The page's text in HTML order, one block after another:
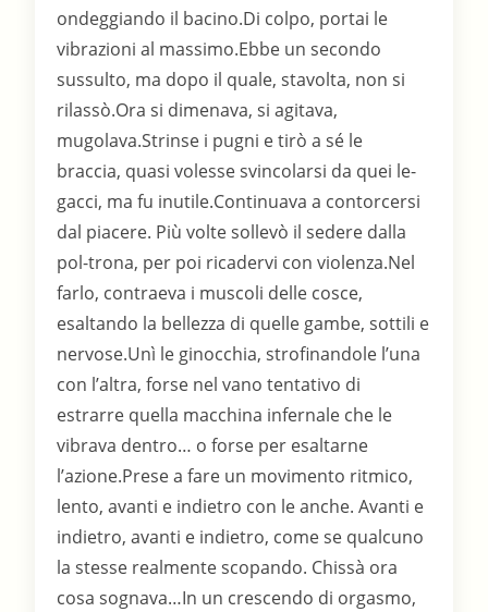
ondeggiando il bacino.Di colpo, portai le
vibrazioni al massimo.Ebbe un secondo
sussulto, ma dopo il quale, stavolta, non si
rilassò.Ora si dimenava, si agitava,
mugolava.Strinse i pugni e tirò a sé le
braccia, quasi volesse svincolarsi da quei le-
gacci, ma fu inutile.Continuava a contorcersi
dal piacere. Più volte sollevò il sedere dalla
pol-trona, per poi ricadervi con violenza.Nel
farlo, contraeva i muscoli delle cosce,
esaltando la bellezza di quelle gambe, sottili e
nervose.Unì le ginocchia, strofinandole l’una
con l’altra, forse nel vano tentativo di
estrarre quella macchina infernale che le
vibrava dentro… o forse per esaltarne
l’azione.Prese a fare un movimento ritmico,
lento, avanti e indietro con le anche. Avanti e
indietro, avanti e indietro, come se qualcuno
la stesse realmente scopando. Chissà ora
cosa sognava…In un crescendo di orgasmo,